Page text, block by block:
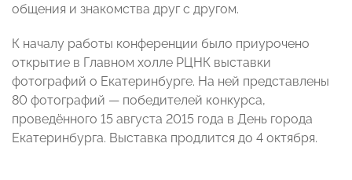
общения и знакомства друг с другом.
К началу работы конференции было приурочено
открытие в Главном холле РЦНК выставки
фотографий о Екатеринбурге. На ней представлены
80 фотографий — победителей конкурса,
проведённого 15 августа 2015 года в День города
Екатеринбурга. Выставка продлится до 4 октября.